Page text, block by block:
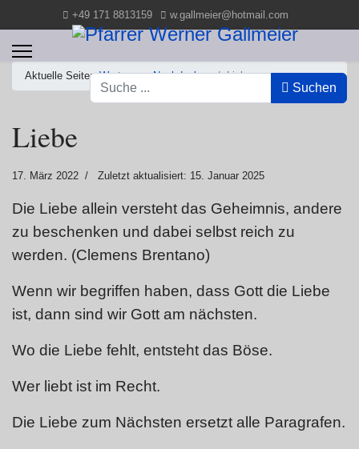
+49 171 8813159 w.gallmeier@hotmail.com
Suchen
Suchen
Aktuelle Seite:Worte zum Nachdenken Liebe
Liebe
17. März 2022 Zuletzt aktualisiert: 15. Januar 2025
Die Liebe allein versteht das Geheimnis, andere
zu beschenken und dabei selbst reich zu
werden. (Clemens Brentano)
Wenn wir begriffen haben, dass Gott die Liebe
ist, dann sind wir Gott am nächsten.
Wo die Liebe fehlt, entsteht das Böse.
Wer liebt ist im Recht.
Die Liebe zum Nächsten ersetzt alle Paragrafen.